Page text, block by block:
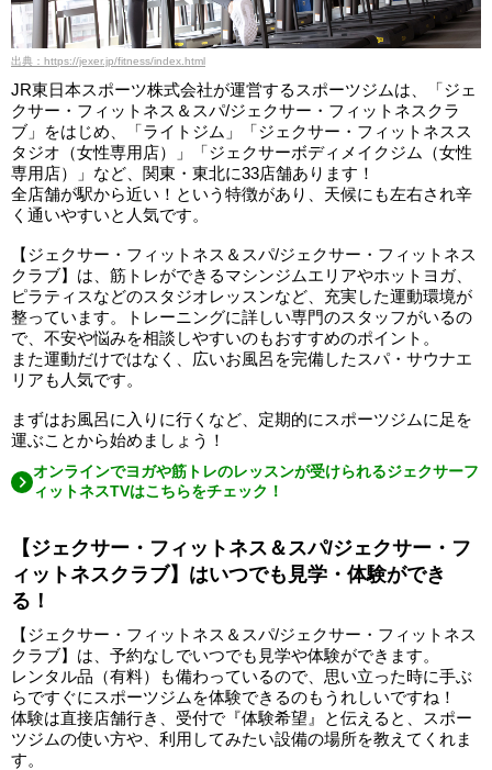
出典：https://jexer.jp/fitness/index.html
JR東日本スポーツ株式会社が運営するスポーツジムは、「ジェ
クサー・フィットネス＆スパ/ジェクサー・フィットネスクラ
ブ」をはじめ、「ライトジム」「ジェクサー・フィットネスス
タジオ（女性専用店）」「ジェクサーボディメイクジム（女性
専用店）」など、関東・東北に33店舗あります！
全店舗が駅から近い！という特徴があり、天候にも左右され辛
く通いやすいと人気です。
【ジェクサー・フィットネス＆スパ/ジェクサー・フィットネス
クラブ】は、筋トレができるマシンジムエリアやホットヨガ、
ピラティスなどのスタジオレッスンなど、充実した運動環境が
整っています。トレーニングに詳しい専門のスタッフがいるの
で、不安や悩みを相談しやすいのもおすすめのポイント。
また運動だけではなく、広いお風呂を完備したスパ・サウナエ
リアも人気です。
まずはお風呂に入りに行くなど、定期的にスポーツジムに足を
運ぶことから始めましょう！
オンラインでヨガや筋トレのレッスンが受けられるジェクサーフ
ィットネスTVはこちらをチェック！
【ジェクサー・フィットネス＆スパ/ジェクサー・フ
ィットネスクラブ】はいつでも見学・体験ができ
る！
【ジェクサー・フィットネス＆スパ/ジェクサー・フィットネス
クラブ】は、予約なしでいつでも見学や体験ができます。
レンタル品（有料）も備わっているので、思い立った時に手ぶ
らですぐにスポーツジムを体験できるのもうれしいですね！
体験は直接店舗行き、受付で『体験希望』と伝えると、スポー
ツジムの使い方や、利用してみたい設備の場所を教えてくれま
す。